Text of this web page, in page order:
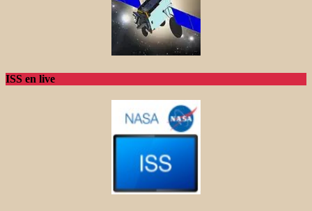
ISS en live